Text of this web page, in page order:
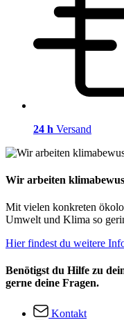
24 h Versand
Wir arbeiten
Mit vielen konkreten
Umwelt und Klima so
Hier findest du weitere
Benötigst du Hilfe zu
gerne deine Fragen.
Kontakt